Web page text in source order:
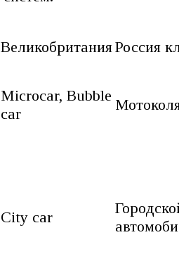
ВеликобританияРоссия
Microcar, Bubble
car
City car